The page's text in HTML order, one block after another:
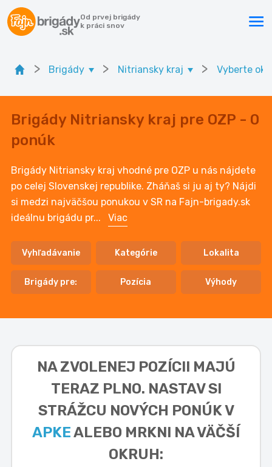
Od prvej brigády
k práci snov
> Brigády > Nitriansky kraj > Vyberte
Brigády Nitriansky kraj pre OZP - 0
ponúk
Brigády Nitriansky kraj vhodné pre OZP u nás nájdete
po celej Slovenskej republike. Zháňaš si ju aj ty? Nájdi
si medzi najväčšou ponukou v SR na Fajn-brigady.sk
ideálnu brigádu pr... Viac
Vyhľadávanie Kategórie Lokalita
Brigády pre: Pozícia Výhody
NA ZVOLENEJ POZÍCII MAJÚ
TERAZ PLNO. NASTAV SI
STRÁŽCU NOVÝCH PONÚK V
APKEALEBO MRKNI NA VÄČŠÍ
OKRUH: